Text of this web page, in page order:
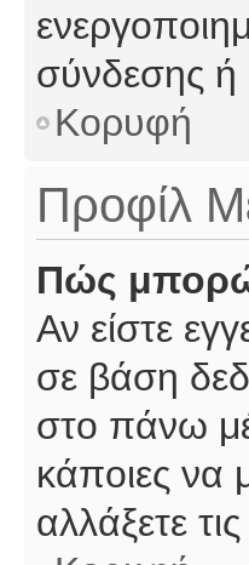
σύνδεσης
Κορυφή
Προφίλ
Πώς μπορώ
Αν είστε
σε βάση
στο πάνω
κάποιες να
αλλάξετε